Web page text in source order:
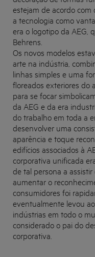
estejam de acordo
a tecnologia como
era o logotipo da AEG,
Behrens.
Os novos modelos
arte na indústria,
linhas simples e uma
floreados exteriores do
para se focar
da AEG e da era
do trabalho em toda a
desenvolver uma
aparência e toque
edifícios associados à
corporativa unificada
de tal persona a
aumentar o
consumidores foi
eventualmente levou
indústrias em todo o
considerado o pai do
corporativa.